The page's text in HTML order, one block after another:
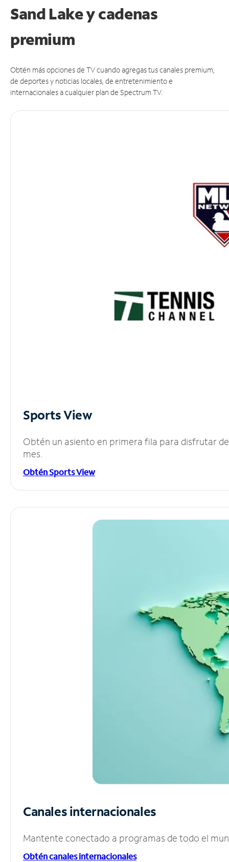
Sand Lake y cadenas
premium
Obtén más opciones de TV cuando agregas tus canales premium,
de deportes y noticias locales, de entretenimiento e
internacionales a cualquier plan de Spectrum TV.
Sports View
Obtén un asiento en primera fila para disfrutar
mes.
Obtén Sports View
Canales internacionales
Mantente conectado a programas de todo el
Obtén canales internacionales